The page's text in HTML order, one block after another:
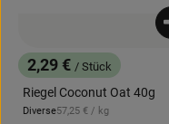
, Preis:
2,29 € / Stück
Riegel Coconut Oat 40g
, Herkunft:
Diverse, Referenzpreis:
57,25 € / kg